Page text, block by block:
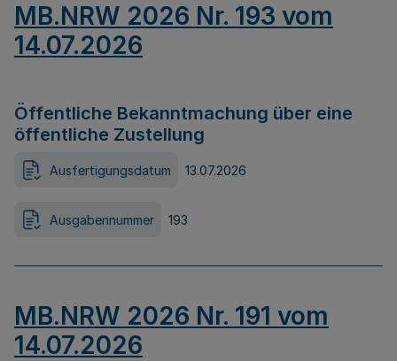
MB.NRW 2026 Nr. 193 vom
14.07.2026
Öffentliche Bekanntmachung über eine
öffentliche Zustellung
Ausfertigungsdatum 13.07.2026
Ausgabennummer 193
MB.NRW 2026 Nr. 191 vom
14.07.2026